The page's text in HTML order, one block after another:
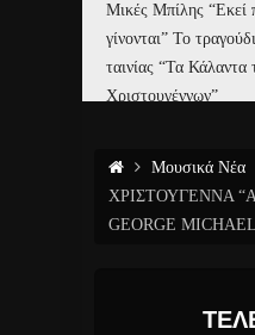
Μικές Μπίλης “Εκεί
γίνονται” Το
ταινίας “Τα Κάλαντα
Χριστουγέννων”
Μουσικά Νέα
ΧΡΙΣΤΟΥΓΕΝΝΑ
GEORGE